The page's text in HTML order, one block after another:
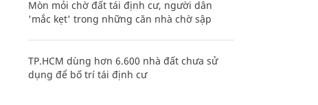
Mòn mỏi chờ đất tái định cư, người dân
'mắc kẹt' trong những căn nhà chờ sập
TP.HCM dùng hơn 6.600 nhà đất chưa sử
dụng để bố trí tái định cư